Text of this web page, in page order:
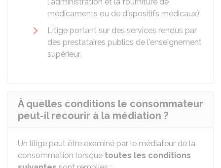
médicaments ou de dispositifs médicaux)
Litige portant sur des services rendus par
des prestataires publics de l'enseignement
supérieur.
À quelles conditions le consommateur
peut-il recourir à la médiation ?
Un litige peut être examiné par le médiateur de la
consommation lorsque toutes les conditions